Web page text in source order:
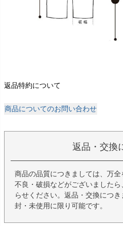
返品特約について
商品についてのお問い合わせ
返品・交換
商品の品質につきましては、万
不良・破損などがございました
らせください。返品・交換につ
封・未使用に限り可能です。